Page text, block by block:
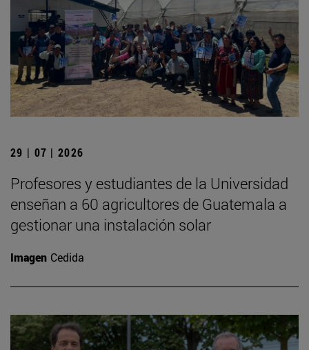
29 | 07 | 2026
Profesores y estudiantes de la Universidad
enseñan a 60 agricultores de Guatemala a
gestionar una instalación solar
Imagen Cedida